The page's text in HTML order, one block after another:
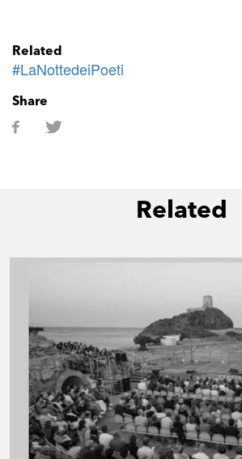
Related
#LaNottedeiPoeti
Share
Related